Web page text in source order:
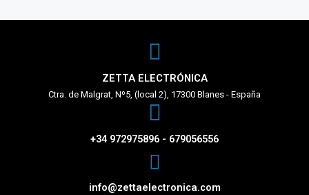
ZETTA ELECTRÓNICA
Ctra. de Malgrat, Nº5, (local 2), 17300 Blanes - España
+34 972975896 - 679056556
info@zettaelectronica.com